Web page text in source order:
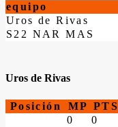
equipo
Uros de Rivas
S22 NAR MAS
Uros de Rivas
Posición MP PTS
0
0